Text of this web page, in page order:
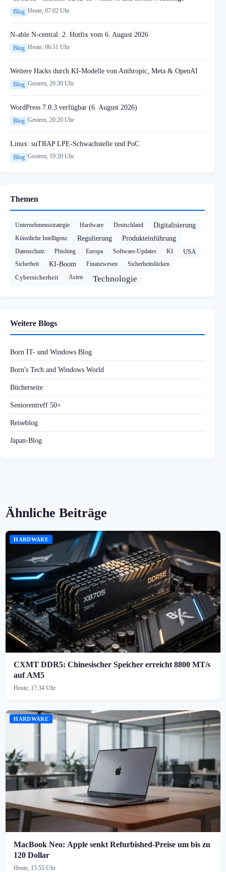
Blog Heute, 07:02 Uhr
N-able N-central: 2. Hotfix vom 6. August 2026
Blog Heute, 06:51 Uhr
Weitere Hacks durch KI-Modelle von Anthropic, Meta & OpenAI
Blog Gestern, 20:30 Uhr
WordPress 7.0.3 verfügbar (6. August 2026)
Blog Gestern, 20:20 Uhr
Linux: suTRAP LPE-Schwachstelle und PoC
Blog Gestern, 19:20 Uhr
Themen
Unternehmensstrategie Hardware Deutschland Digitalisierung
Künstliche Intelligenz Regulierung Produkteinführung
Datenschutz Phishing Europa Software-Updates KI USA
Sicherheit KI-Boom Finanzwesen Sicherheitslücken
Cybersicherheit Asien Technologie
Weitere Blogs
Born IT- und Windows Blog
Born's Tech and Windows World
Bücherseite
Seniorentreff 50+
Reiseblog
Japan-Blog
Ähnliche Beiträge
HARDWARE
CXMT DDR5: Chinesischer Speicher erreicht 8800 MT/s
auf AM5
Heute, 17:34 Uhr
HARDWARE
MacBook Neo: Apple senkt Refurbished-Preise um bis zu
120 Dollar
Heute, 15:55 Uhr